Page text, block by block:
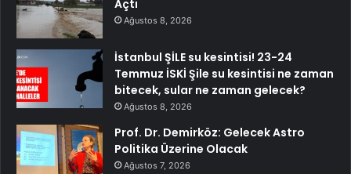
Açtı
Ağustos 8, 2026
İstanbul ŞİLE su kesintisi! 23-24
Temmuz İSKİ Şile su kesintisi ne zaman
bitecek, sular ne zaman gelecek?
Ağustos 8, 2026
Prof. Dr. Demirköz: Gelecek Astro
Politika Üzerine Olacak
Ağustos 7, 2026